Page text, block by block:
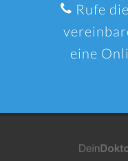
Rufe
eine